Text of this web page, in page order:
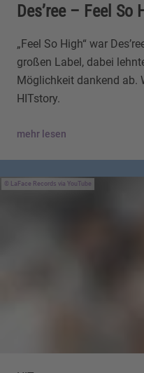
Des’ree – Feel So
„Feel So High“ war
großen Label, dabei
Möglichkeit dankend ab.
HITstory.
mehr lesen
LaFace Records via YouTube